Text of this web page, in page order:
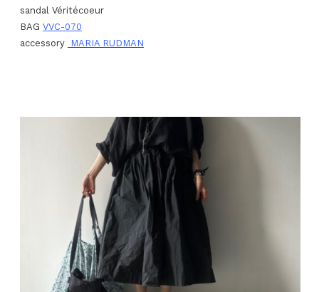
sandal Véritécoeur
BAG VVC-070
accessory
MARIA RUDMAN